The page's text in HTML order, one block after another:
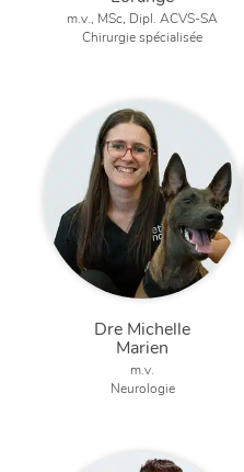
m.v., MSc, Dipl. ACVS-SA
Chirurgie spécialisée
Dre Michelle
Marien
m.v.
Neurologie